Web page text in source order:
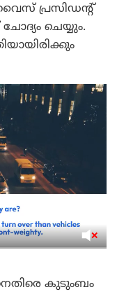
പ്രസിഡന്റ്
ചെയ്യും.
കുടുംബം